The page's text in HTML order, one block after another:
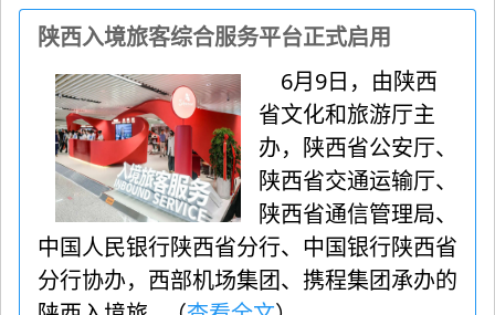
陕西入境旅客综合服务平台正式启用
6月9日，由陕西
省文化和旅游厅主
办，陕西省公安厅、
陕西省交通运输厅、
陕西省通信管理局、
中国人民银行陕西省分行、中国银行陕西省
分行协办，西部机场集团、携程集团承办的